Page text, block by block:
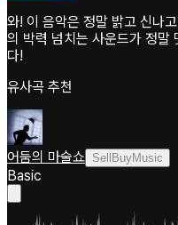
와! 이 음악은 정말 밝고 신나
의 박력 넘치는 사운드가 정말
다!
유사곡 추천
어둠의 마술쇼 SellBuyMusic
Basic